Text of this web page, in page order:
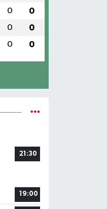
0 0
0 0
0 0
21:30
19:00